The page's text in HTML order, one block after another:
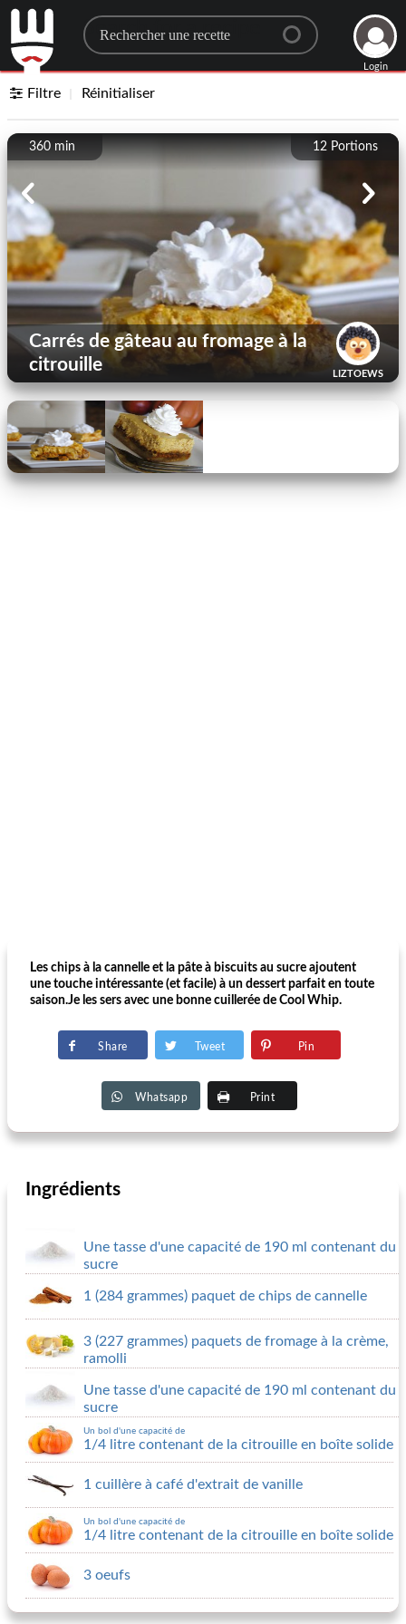
Search for a recipe
Login
Filtre Réinitialiser
12 Portions
360 min
LIZTOEWS
Carrés de gâteau au fromage à la
citrouille
Les chips à la cannelle et la pâte à biscuits au sucre ajoutent
une touche intéressante (et facile) à un dessert parfait en toute
saison.Je les sers avec une bonne cuillerée de Cool Whip.
Share Tweet Pin
Whatsapp Print
Ingrédients
Une tasse d'une capacité de 190 ml contenant du
sucre
1 (284 grammes) paquet de chips de cannelle
3 (227 grammes) paquets de fromage à la crème,
ramolli
Une tasse d'une capacité de 190 ml contenant du
sucre
Un bol d'une capacité de
1/4 litre contenant de la citrouille en boîte solide
1 cuillère à café d'extrait de vanille
Un bol d'une capacité de
1/4 litre contenant de la citrouille en boîte solide
3 oeufs